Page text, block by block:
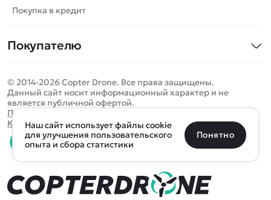
Сборные модели
Спецтехника
Игрушки
Запчасти для моделей
Бренды
Покупка в кредит
Покупателю
Оплата и доставка
Помощь
Отследить заказ
Оплата на сайте
© 2014-2026 Copter Drone. Все права защищены.
Данный сайт носит информационный характер и не
является публичной офертой.
Политика конфиденциальности
Карта сайта
0 товаров Очистить
0 ₽ В корзину
Определить местоположение
Санкт-Петербург Москва Майкоп Уфа
Все подборки
Ещё более 300 населённых пунктов
Наш сайт использует файлы cookie
для улучшения пользовательского
опыта и сбора статистики
Понятно